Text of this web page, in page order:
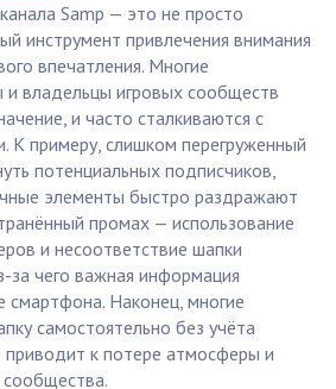
Samp — это не просто
инструмент привлечения внимания
впечатления. Многие
владельцы игровых сообществ
и часто сталкиваются с
К примеру, слишком перегруженный
потенциальных подписчиков,
элементы быстро раздражают
промах — использование
и несоответствие шапки
за чего важная информация
смартфона. Наконец, многие
самостоятельно без учёта
приводит к потере атмосферы и